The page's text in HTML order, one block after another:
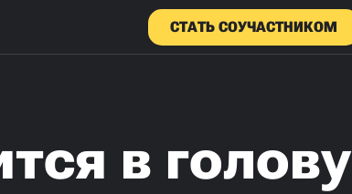
СТАТЬ СОУЧАСТНИКОМ
в голову